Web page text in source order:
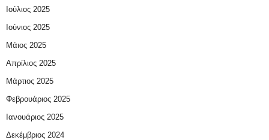
Ιούλιος 2025
Ιούνιος 2025
Μάιος 2025
Απρίλιος 2025
Μάρτιος 2025
Φεβρουάριος 2025
Ιανουάριος 2025
Δεκέμβριος 2024